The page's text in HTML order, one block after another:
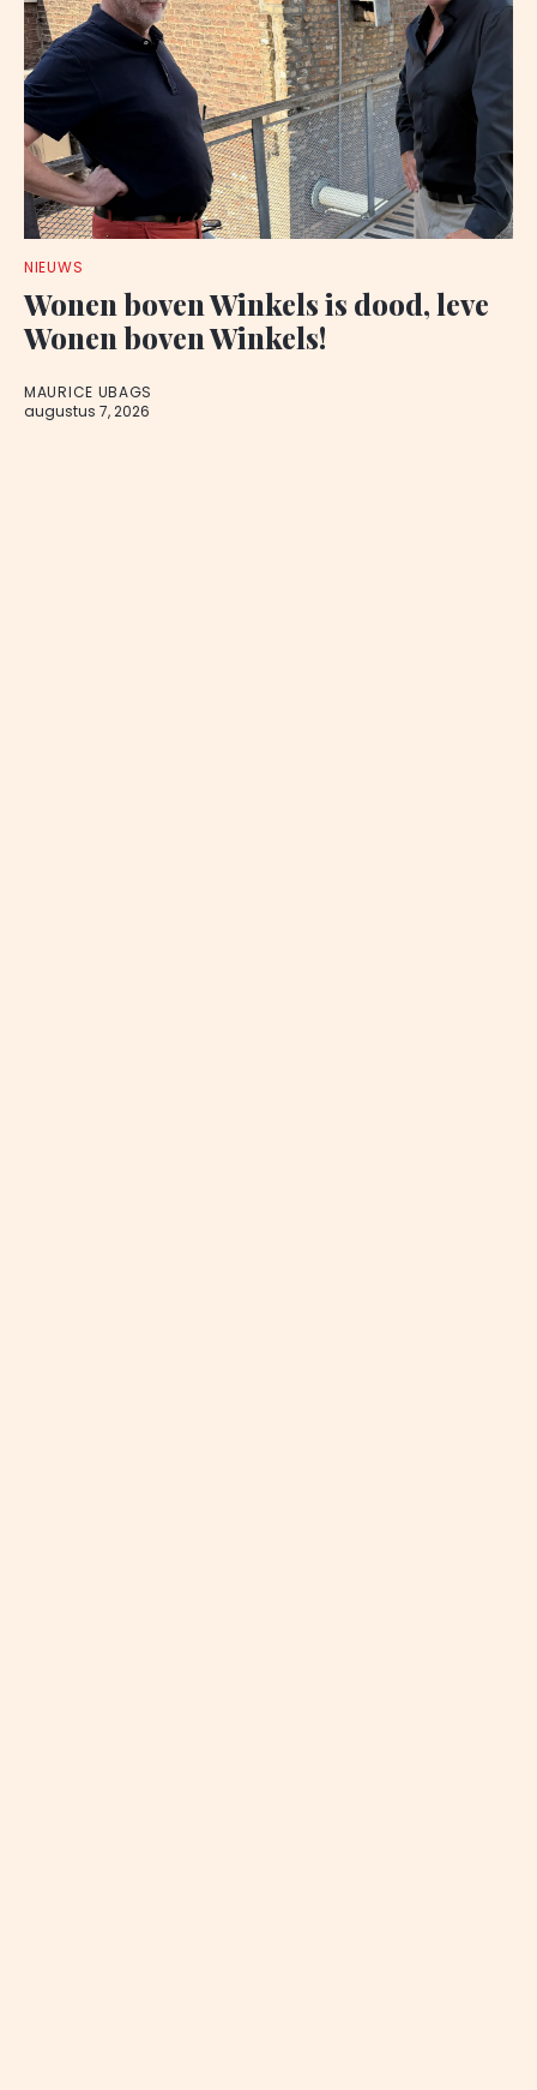
NIEUWS
Wonen boven Winkels is dood, leve
Wonen boven Winkels!
MAURICE UBAGS
augustus 7, 2026